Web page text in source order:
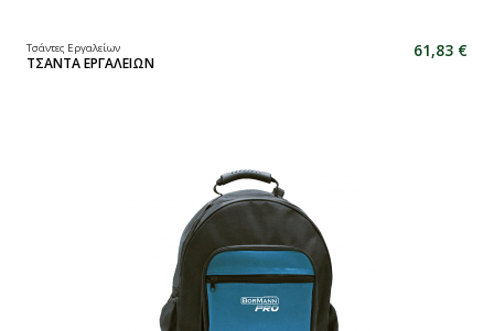
Τσάντες Εργαλείων
ΤΣΑΝΤΑ ΕΡΓΑΛΕΙΩΝ
61,83 €